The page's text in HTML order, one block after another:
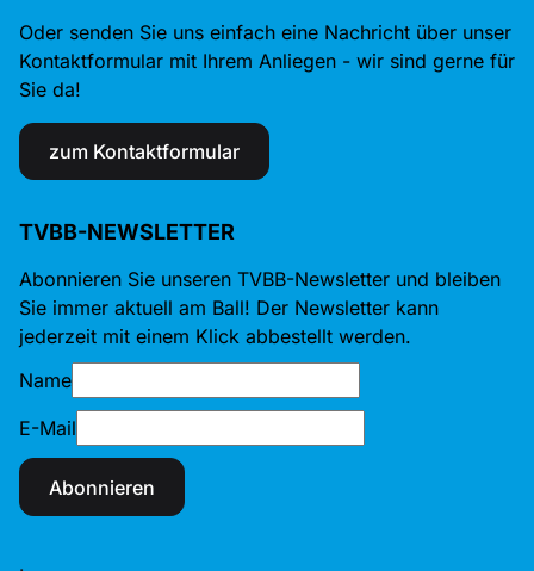
Oder senden Sie uns einfach eine Nachricht über unser
Kontaktformular mit Ihrem Anliegen - wir sind gerne für
Sie da!
zum Kontaktformular
TVBB-NEWSLETTER
Abonnieren Sie unseren TVBB-Newsletter und bleiben
Sie immer aktuell am Ball! Der Newsletter kann
jederzeit mit einem Klick abbestellt werden.
Name
E-Mail
Abonnieren